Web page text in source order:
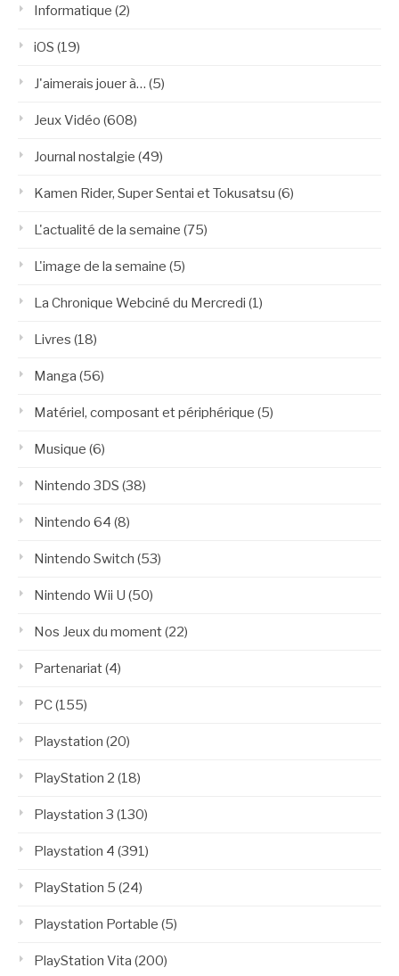
Informatique (2)
iOS (19)
J'aimerais jouer à… (5)
Jeux Vidéo (608)
Journal nostalgie (49)
Kamen Rider, Super Sentai et Tokusatsu (6)
L'actualité de la semaine (75)
L'image de la semaine (5)
La Chronique Webciné du Mercredi (1)
Livres (18)
Manga (56)
Matériel, composant et périphérique (5)
Musique (6)
Nintendo 3DS (38)
Nintendo 64 (8)
Nintendo Switch (53)
Nintendo Wii U (50)
Nos Jeux du moment(22)
Partenariat(4)
PC(155)
Playstation (20)
PlayStation 2 (18)
Playstation 3 (130)
Playstation 4 (391)
PlayStation 5 (24)
Playstation Portable (5)
PlayStation Vita (200)